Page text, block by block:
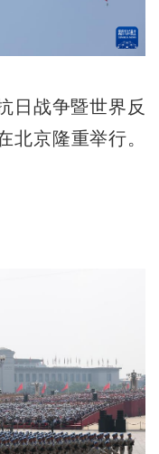
战争暨世界反
北京隆重举行。